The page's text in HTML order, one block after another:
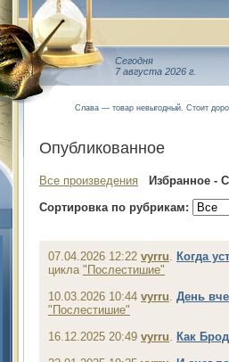
Сегодня
7 августа 2026 г.
Слава — товар невыгодный. Стоит
Опубликованное
Все произведения
Избранное -
Сортировка по рубрикам:
07.04.2026 12:22 vyrru. Когда
цикла "Послестишие"
10.03.2026 10:44 vyrru. День
"Послестишие"
16.12.2025 20:49 vyrru. Как